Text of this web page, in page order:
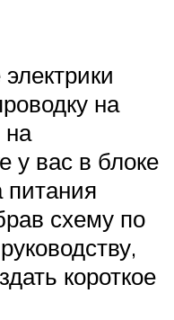
на
на
у вас в блоке
питания
схему по
короткое